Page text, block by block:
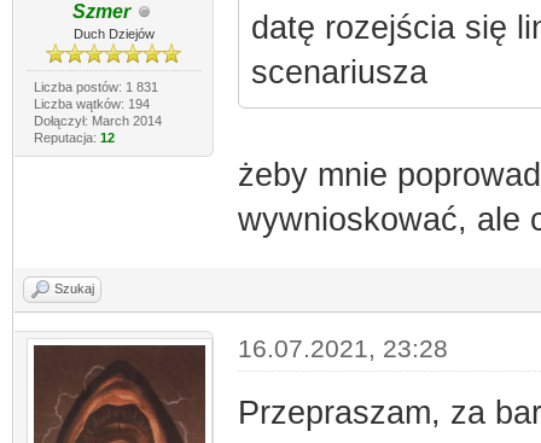
Szmer
Duch Dziejów
Liczba postów: 1 831
Liczba wątków: 194
Dołączył: March 2014
Reputacja: 12
datę rozejścia się
scenariusza
żeby mnie
wywnioskować, ale
Szukaj
16.07.2021, 23:28
Przepraszam, za